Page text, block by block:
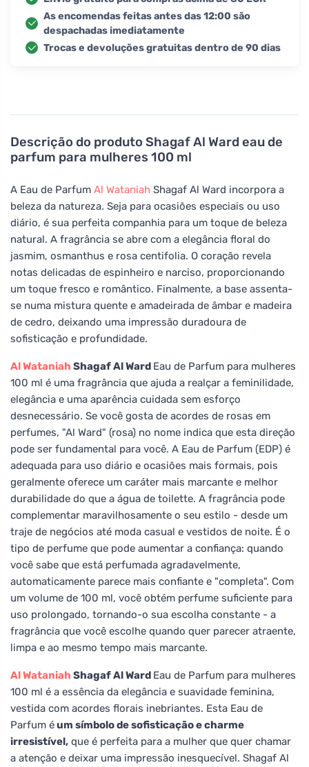
Descrição do produto Shagaf Al Ward eau de
parfum para mulheres 100 ml
A Eau de Parfum Al Wataniah Shagaf Al Ward incorpora a
beleza da natureza. Seja para ocasiões especiais ou uso
diário, é sua perfeita companhia para um toque de beleza
natural. A fragrância se abre com a elegância floral do
jasmim, osmanthus e rosa centifolia. O coração revela
notas delicadas de espinheiro e narciso, proporcionando
um toque fresco e romântico. Finalmente, a base assenta-
se numa mistura quente e amadeirada de âmbar e madeira
de cedro, deixando uma impressão duradoura de
sofisticação e profundidade.
Al Wataniah Shagaf Al Ward Eau de Parfum para mulheres
100 ml é uma fragrância que ajuda a realçar a feminilidade,
elegância e uma aparência cuidada sem esforço
desnecessário. Se você gosta de acordes de rosas em
perfumes, "Al Ward" (rosa) no nome indica que esta direção
pode ser fundamental para você. A Eau de Parfum (EDP) é
adequada para uso diário e ocasiões mais formais, pois
geralmente oferece um caráter mais marcante e melhor
durabilidade do que a água de toilette. A fragrância pode
complementar maravilhosamente o seu estilo - desde um
traje de negócios até moda casual e vestidos de noite. É o
tipo de perfume que pode aumentar a confiança: quando
você sabe que está perfumada agradavelmente,
automaticamente parece mais confiante e "completa". Com
um volume de 100 ml, você obtém perfume suficiente para
uso prolongado, tornando-o sua escolha constante - a
fragrância que você escolhe quando quer parecer atraente,
limpa e ao mesmo tempo mais marcante.
Al Wataniah Shagaf Al Ward Eau de Parfum para mulheres
100 ml é a essência da elegância e suavidade feminina,
vestida com acordes florais inebriantes. Esta Eau de
Parfum éum símbolo de sofisticação e charme
irresistível, que é perfeita para a mulher que quer chamar
a atenção e deixar uma impressão inesquecível. Shagaf Al
As encomendas feitas antes das 12:00 são
despachadas imediatamente
Trocas e devoluções gratuitas dentro de 90 dias